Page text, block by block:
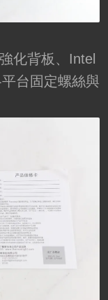
化背板、Intel
台固定螺絲與